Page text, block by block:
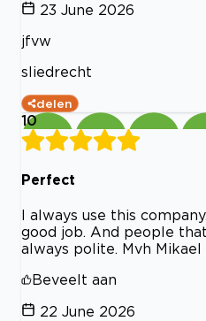
23 June 2026
jfvw
sliedrecht
delen
10
Perfect
I always use this
good job. And people
always polite. Mvh Mikael
Beveelt aan
22 June 2026